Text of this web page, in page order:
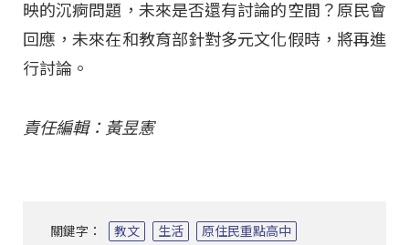
映的沉痾問題，未來是否還有討論的空間？原民會
回應，未來在和教育部針對多元文化假時，將再進
行討論。
責任編輯：黃昱憲
關鍵字： 教文 生活
原住民重點高中